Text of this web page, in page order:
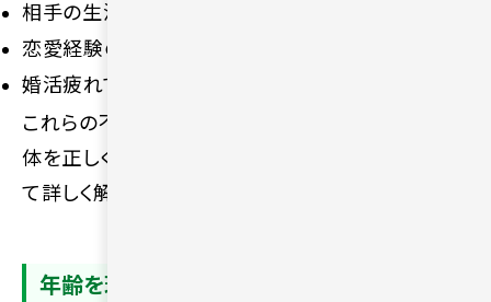
相手の生活背景や価値観がわからず不安になる
恋愛経験のブランクでコミュニケーションに悩む
婚活疲れで気持ちが続かなくなる
これらの不安を解消するためには、まずは悩みの正
体を正しく理解することが大切です。各項目につい
て詳しく解説します。
年齢を理由に相手にされないのではと不安